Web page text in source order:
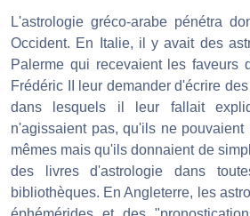
L'astrologie gréco-arabe pénétra
Occident. En Italie, il y avait des
Palerme qui recevaient les faveurs
Frédéric II leur demander d'écrire
dans lesquels il leur fallait
n'agissaient pas, qu'ils ne
mêmes mais qu'ils donnaient de
des livres d'astrologie dans
bibliothèques. En Angleterre, les